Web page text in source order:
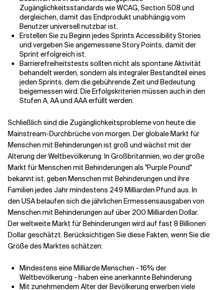
Zugänglichkeitsstandards wie WCAG, Section 508 und
dergleichen, damit das Endprodukt unabhängig vom
Benutzer universell nutzbar ist.
Erstellen Sie zu Beginn jedes Sprints Accessibility Stories
und vergeben Sie angemessene Story Points, damit der
Sprint erfolgreich ist.
Barrierefreiheitstests sollten nicht als spontane Aktivität
behandelt werden, sondern als integraler Bestandteil eines
jeden Sprints, dem die gebührende Zeit und Bedeutung
beigemessen wird. Die Erfolgskriterien müssen auch in den
Stufen A, AA und AAA erfüllt werden.
Schließlich sind die Zugänglichkeitsprobleme von heute die
Mainstream-Durchbrüche von morgen. Der globale Markt für
Menschen mit Behinderungen ist groß und wächst mit der
Alterung der Weltbevölkerung. In Großbritannien, wo der große
Markt für Menschen mit Behinderungen als "Purple Pound"
bekannt ist, geben Menschen mit Behinderungen und ihre
Familien jedes Jahr mindestens 249 Milliarden Pfund aus. In
den USA belaufen sich die jährlichen Ermessensausgaben von
Menschen mit Behinderungen auf über 200 Milliarden Dollar.
Derweltweite Markt für Behinderungen wird auf fast 8 Billionen
Dollar geschätzt. Berücksichtigen Sie diese Fakten, wenn Sie die
Größe des Marktes schätzen:
Mindestens eine Milliarde Menschen - 16% der
Weltbevölkerung - haben eine anerkannte Behinderung
Mit zunehmendem Alter der Bevölkerung erwerben viele